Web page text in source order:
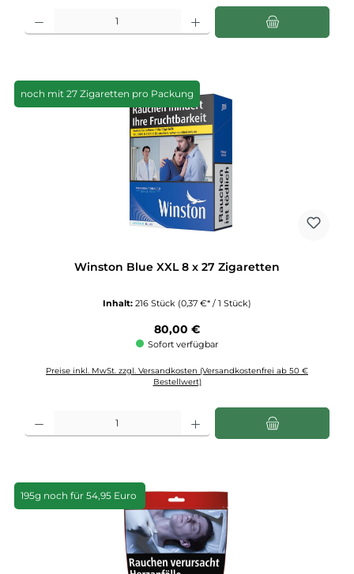
noch mit 27 Zigaretten pro Packung
Winston Blue XXL 8 x 27 Zigaretten
Inhalt: 216 Stück (0,37 €* / 1 Stück)
Regulärer Preis:
80,00 €
Sofort verfügbar
Preise inkl. MwSt. zzgl. Versandkosten (Versandkostenfrei ab 50 €
Bestellwert)
Produkt Anzahl: Gib den gewünschten Wert ein oder benutze die Schaltflächen
195g noch für 54,95 Euro